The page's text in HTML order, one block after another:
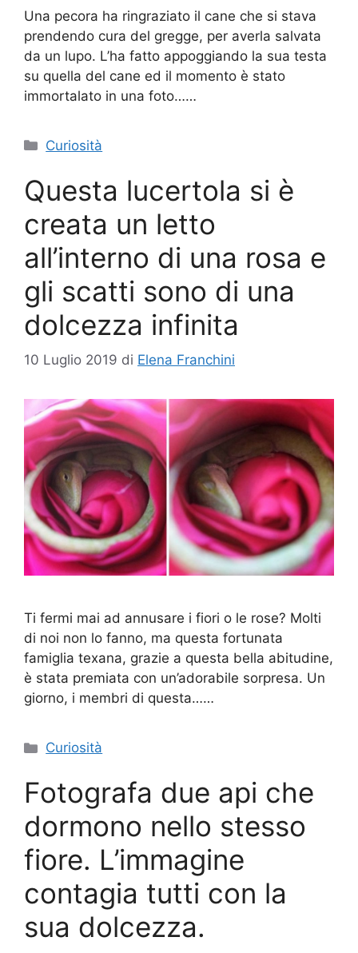
Una pecora ha ringraziato il cane che si stava
prendendo cura del gregge, per averla salvata
da un lupo. L’ha fatto appoggiando la sua testa
su quella del cane ed il momento è stato
immortalato in una foto……
Categorie
Curiosità
Questa lucertola si è
creata un letto
all’interno di una rosa e
gli scatti sono di una
dolcezza infinita
10 Luglio 2019 di Elena Franchini
Ti fermi mai ad annusare i fiori o le rose? Molti
di noi non lo fanno, ma questa fortunata
famiglia texana, grazie a questa bella abitudine,
è stata premiata con un’adorabile sorpresa. Un
giorno, i membri di questa……
Categorie
Curiosità
Fotografa due api che
dormono nello stesso
fiore. L’immagine
contagia tutti con la
sua dolcezza.